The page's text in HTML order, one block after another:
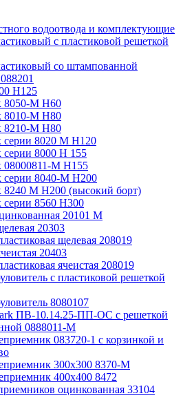
водоотвода и комплектующие
с пластиковой решеткой
со штампованной
Н125
8050-М H60
8010-М H80
8210-М H80
серии 8020 М H120
серии 8000 Н 155
08000811-М H155
серии 8040-М H200
8240 M H200 (высокий борт)
серии 8560 Н300
20101 М
20303
щелевая 208019
20403
ячеистая 208019
с пластиковой решеткой
8080107
ПВ-10.14.25-ПП-ОС с решеткой
0888011-М
083720-1 c корзинкой и
300x300 8370-М
400x400 8472
оцинкованная 33104